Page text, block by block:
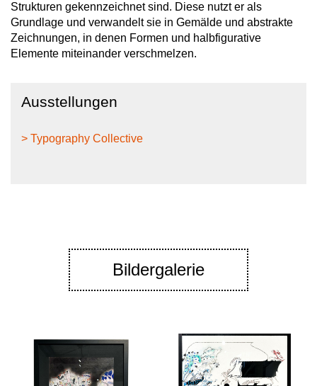
Strukturen gekennzeichnet sind. Diese nutzt er als
Grundlage und verwandelt sie in Gemälde und abstrakte
Zeichnungen, in denen Formen und halbfigurative
Elemente miteinander verschmelzen.
Ausstellungen
> Typography Collective
Bildergalerie